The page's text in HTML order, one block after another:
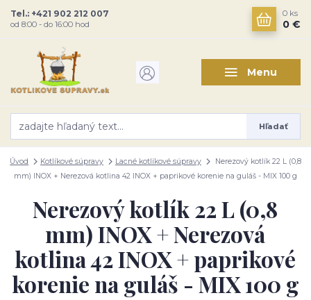
Menu
Hľadať
Tel.: +421 902 212 007
od 8:00 - do 16:00 hod
0 ks
0 €
Úvod Kotlíkové súpravy Lacné kotlíkové súpravy
Nerezový kotlík 22 L (0,8
mm) INOX + Nerezová kotlina 42 INOX + paprikové korenie na guláš - MIX 100 g
Nerezový kotlík 22 L (0,8
mm) INOX + Nerezová
kotlina 42 INOX + paprikové
korenie na guláš - MIX 100 g